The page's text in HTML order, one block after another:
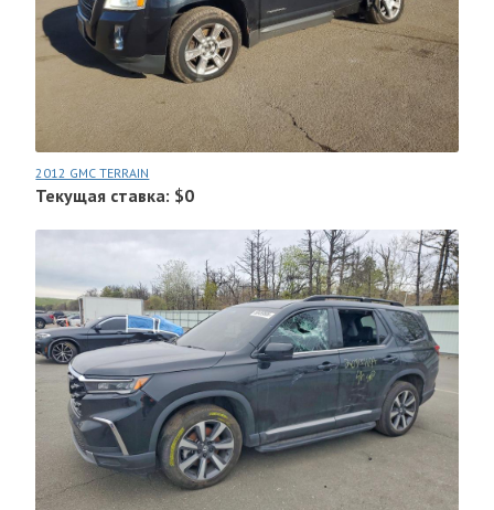
2012 GMC TERRAIN
Текущая ставка: $0